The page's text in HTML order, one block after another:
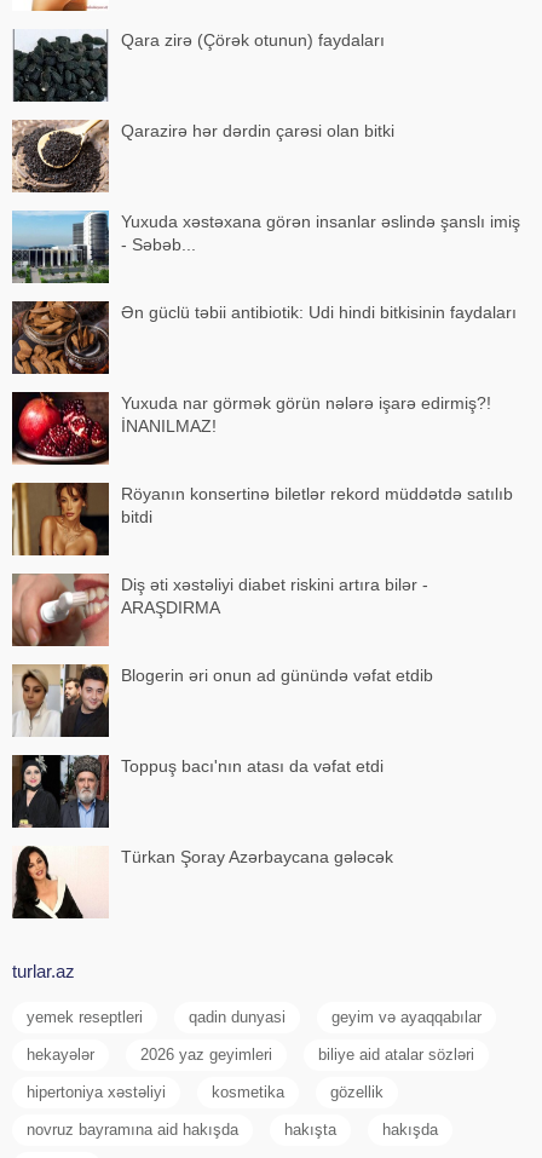
Qara zirə (Çörək otunun) faydaları
Qarazirə hər dərdin çarəsi olan bitki
Yuxuda xəstəxana görən insanlar əslində şanslı imiş
- Səbəb...
Ən güclü təbii antibiotik: Udi hindi bitkisinin faydaları
Yuxuda nar görmək görün nələrə işarə edirmiş?!
İNANILMAZ!
Röyanın konsertinə biletlər rekord müddətdə satılıb
bitdi
Diş əti xəstəliyi diabet riskini artıra bilər -
ARAŞDIRMA
Blogerin əri onun ad günündə vəfat etdib
Toppuş bacı'nın atası da vəfat etdi
Türkan Şoray Azərbaycana gələcək
turlar.az
yemek reseptleri qadin dunyasi geyim və ayaqqabılar
hekayələr 2026 yaz geyimleri biliye aid atalar sözləri
hipertoniya xəstəliyi kosmetika gözellik
novruz bayramına aid hakışda hakışta hakışda